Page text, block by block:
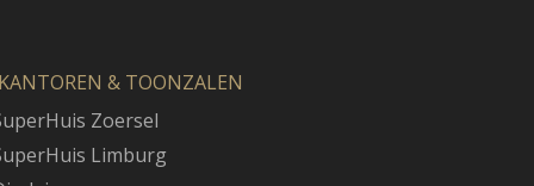
KANTOREN & TOONZALEN
Zoersel
Limburg